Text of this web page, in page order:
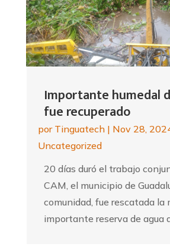
Importante humedal
fue recuperado
por Tinguatech| Nov 28,
Uncategorized
20 días duró el trabajo
CAM, el municipio de
comunidad, fue rescatada la
importante reserva de agua